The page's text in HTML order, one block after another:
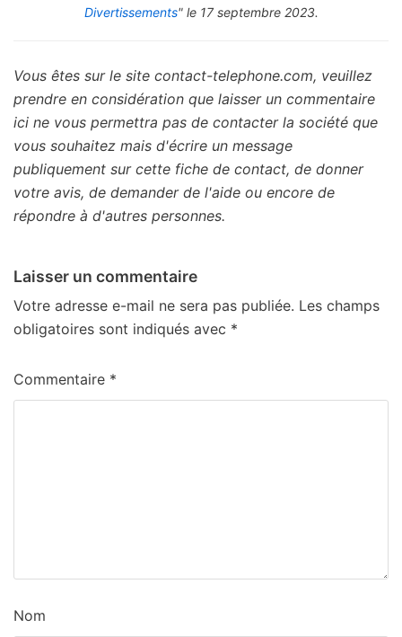
Divertissements" le 17 septembre 2023.
Vous êtes sur le site contact-telephone.com, veuillez
prendre en considération que laisser un commentaire
ici ne vous permettra pas de contacter la société que
vous souhaitez mais d'écrire un message
publiquement sur cette fiche de contact, de donner
votre avis, de demander de l'aide ou encore de
répondre à d'autres personnes.
Laisser un commentaire
Votre adresse e-mail ne sera pas publiée. Les champs
obligatoires sont indiqués avec *
Commentaire *
Nom